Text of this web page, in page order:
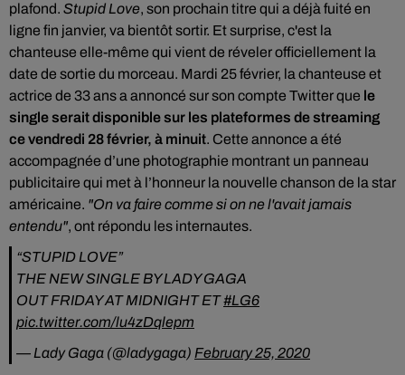
plafond. Stupid Love, son prochain titre qui a déjà fuité en
ligne fin janvier, va bientôt sortir. Et surprise, c'est la
chanteuse elle-même qui vient de réveler officiellement la
date de sortie du morceau. Mardi 25 février, la chanteuse et
actrice de 33 ans a annoncé sur son compte Twitter que le
single serait disponible sur les plateformes de streaming
ce vendredi 28 février, à minuit. Cette annonce a été
accompagnée d’une photographie montrant un panneau
publicitaire qui met à l’honneur la nouvelle chanson de la star
américaine. "On va faire comme si on ne l'avait jamais
entendu", ont répondu les internautes.
“STUPID LOVE”
THE NEW SINGLE BY LADY GAGA
OUT FRIDAY AT MIDNIGHT ET#LG6
pic.twitter.com/lu4zDqlepm
— Lady Gaga (@ladygaga) February 25, 2020